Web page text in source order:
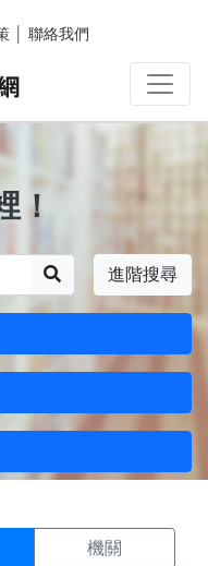
聯絡我們
！
進階搜尋
面
機關